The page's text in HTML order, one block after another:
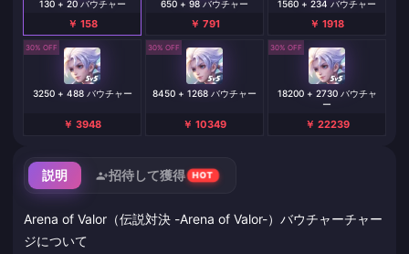
説明 招待して獲得 HOT
Arena of Valor（伝説対決 -Arena of Valor-）バウチャーチャー
ジについて
130 + 20 バウチャー
￥ 158
650 + 98 バウチャー
￥ 791
1560 + 234 バウチャー
￥ 1918
30% OFF
3250 + 488 バウチャー
￥ 3948
30% OFF
8450 + 1268 バウチャー
￥ 10349
30% OFF
18200 + 2730 バウチャ
ー
￥ 22239